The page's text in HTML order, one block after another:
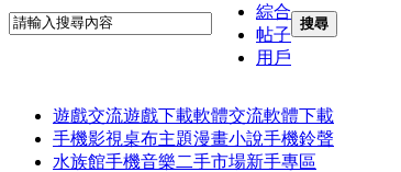
綜合
帖子
用戶
搜尋
遊戲交流遊戲下載軟體交流軟體下載
手機影視桌布主題漫畫小說手機鈴聲
水族館手機音樂二手市場新手專區